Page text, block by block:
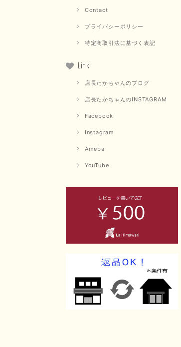
Contact
プライバシーポリシー
特定商取引法に基づく表記
Link
店長たかちゃんのブログ
店長たかちゃんのINSTAGRAM
Facebook
Instagram
Ameba
YouTube